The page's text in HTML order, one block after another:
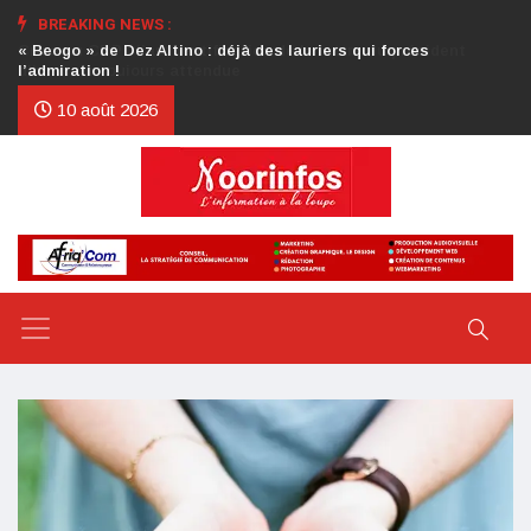
BREAKING NEWS :
Crise au CDP : l’authentification de la lettre du président
d’honneur toujours attendue
10 août 2026